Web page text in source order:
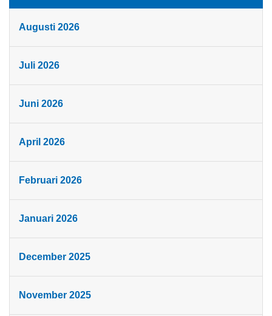
Augusti 2026
Juli 2026
Juni 2026
April 2026
Februari 2026
Januari 2026
December 2025
November 2025